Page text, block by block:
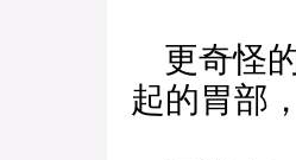
更奇怪
起的胃部